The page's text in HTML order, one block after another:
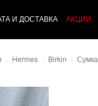
И ДОСТАВКА АКЦИИ
Hermes Birkin